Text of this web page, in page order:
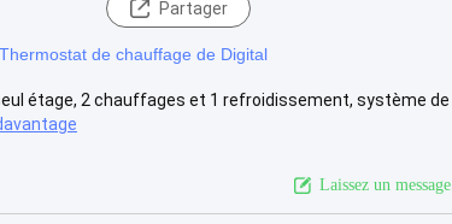
Partager
Thermostat de chauffage de Digital
étage, 2 chauffages et 1 refroidissement, système de
Laissez un message.